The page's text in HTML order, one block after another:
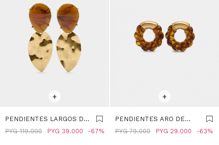
+
PENDIENTES LARGOS DE
LÁGRIMA EFECTO CAREY
PYG 39.000
PYG 119.000 67
+
PENDIENTES ARO DE
RESINA - MARRON
PYG 29.000
PYG 79.000 63